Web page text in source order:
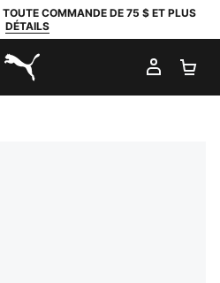
COMMANDE DE 75 $ ET PLUS
DÉTAILS
PUMA.com
MON